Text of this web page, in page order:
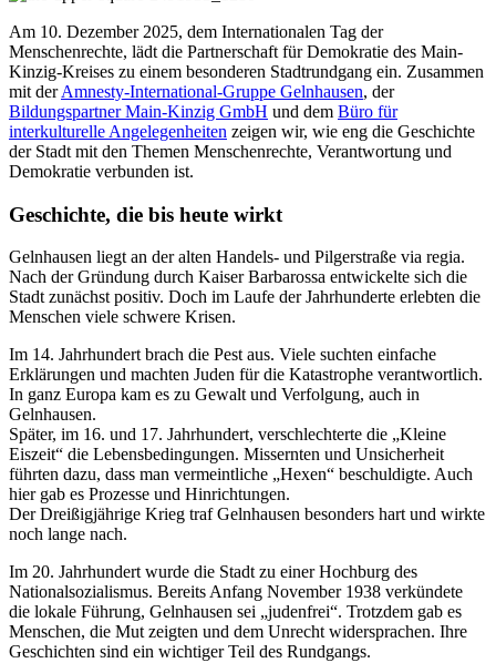
Am 10. Dezember 2025, dem Internationalen Tag der
Menschenrechte, lädt die Partnerschaft für Demokratie des Main-
Kinzig-Kreises zu einem besonderen Stadtrundgang ein. Zusammen
mit derAmnesty-International-Gruppe Gelnhausen, der
Bildungspartner Main-Kinzig GmbH und dem Büro für
interkulturelle Angelegenheiten zeigen wir, wie eng die Geschichte
der Stadt mit den Themen Menschenrechte, Verantwortung und
Demokratie verbunden ist.
Geschichte, die bis heute wirkt
Gelnhausen liegt an der alten Handels- und Pilgerstraße via regia.
Nach der Gründung durch Kaiser Barbarossa entwickelte sich die
Stadt zunächst positiv. Doch im Laufe der Jahrhunderte erlebten die
Menschen viele schwere Krisen.
Im 14. Jahrhundert brach die Pest aus. Viele suchten einfache
Erklärungen und machten Juden für die Katastrophe verantwortlich.
In ganz Europa kam es zu Gewalt und Verfolgung, auch in
Gelnhausen.
Später, im 16. und 17. Jahrhundert, verschlechterte die „Kleine
Eiszeit“ die Lebensbedingungen. Missernten und Unsicherheit
führten dazu, dass man vermeintliche „Hexen“ beschuldigte. Auch
hier gab es Prozesse und Hinrichtungen.
Der Dreißigjährige Krieg traf Gelnhausen besonders hart und wirkte
noch lange nach.
Im 20. Jahrhundert wurde die Stadt zu einer Hochburg des
Nationalsozialismus. Bereits Anfang November 1938 verkündete
die lokale Führung, Gelnhausen sei „judenfrei“. Trotzdem gab es
Menschen, die Mut zeigten und dem Unrecht widersprachen. Ihre
Geschichten sind ein wichtiger Teil des Rundgangs.